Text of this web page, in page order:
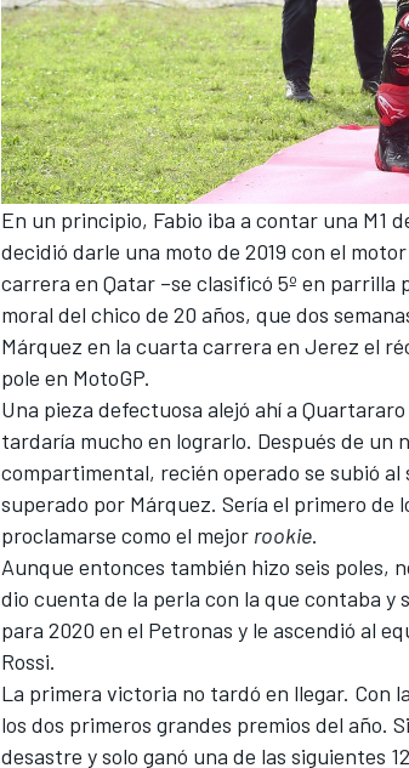
MÁS CATEGORÍAS
En un principio, Fabio iba a contar una M1
decidió darle una moto de 2019 con el
carrera en Qatar –se clasificó 5º en
moral del chico de 20 años, que dos
Márquez en la cuarta carrera en Jerez el
pole en MotoGP.
Una pieza defectuosa alejó ahí a
tardaría mucho en lograrlo. Después de un
compartimental, recién operado se subió al
superado por Márquez. Sería el primero de
proclamarse como el mejor rookie.
Aunque entonces también hizo seis poles,
dio cuenta de la perla con la que contaba y
para 2020 en el Petronas y le ascendió al
Rossi.
La primera victoria no tardó en llegar. Con
los dos primeros grandes premios del año.
desastre y solo ganó una de las siguientes